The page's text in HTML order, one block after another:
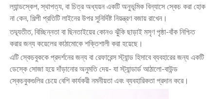
ল্যান্ডস্কেপ, স্থাপত্য, বা চিত্র অধ্যয়ন একটি অনুভূমিক বিন্যাসে স্কেচ করা হোক
না কেন, শিল্পী প্রতিটি লাইনের উপর সুনির্দিষ্ট নিয়ন্ত্রণ বজায় রাখেন।
তদ্ব্যতীত, বিচ্ছিন্নতা বা ছিনতাইয়ের কোনও ঝুঁকি ছাড়াই মসৃণ পৃষ্ঠা-বাঁক নিশ্চিত
করার জন্য কয়েলের কাঠামোকে শক্তিশালী করা হয়েছে।
এটি স্কেচবুককে প্রদর্শনের জন্য বা রেফারেন্স স্ট্যান্ড হিসাবে ব্যবহারের জন্য একটি
ডেস্কে সোজা হয়ে দাঁড়ানোর অনুমতি দেয়- যা স্ট্যান্ডার্ড আঠালো-বাউন্ড
স্কেচবুকগুলির চেয়ে বেশি কার্যকরী নমনীয়তা এবং ব্যবহারিকতা প্রদান করে।